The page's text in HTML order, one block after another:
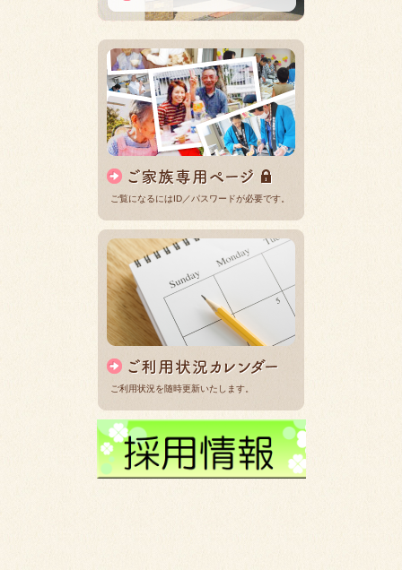
ご覧になるにはID／パスワードが必要です。
ご利用状況を随時更新いたします。